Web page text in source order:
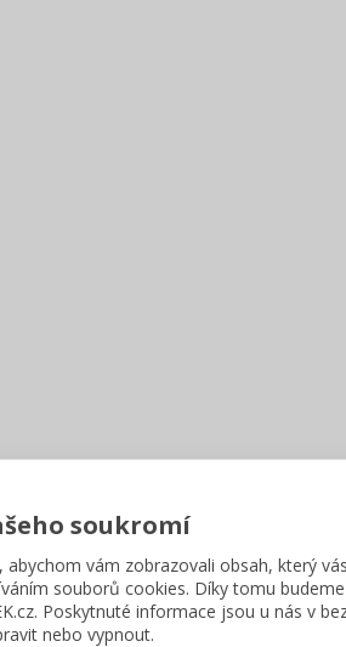
soukromí
abychom vám zobrazovali obsah, který
souborů cookies. Díky tomu
Poskytnuté informace jsou u nás v
nebo vypnout.